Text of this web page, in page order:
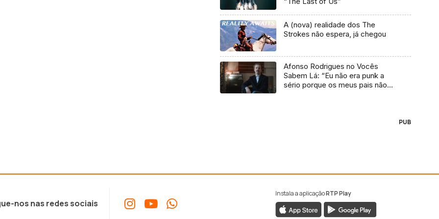
A (nova) realidade dos The
Strokes não espera, já chegou
Afonso Rodrigues no Vocês
Sabem Lá: “Eu não era punk a
sério porque os meus pais não
PUB
nos nas redes sociais
Instala a aplicaçãoRTP Play